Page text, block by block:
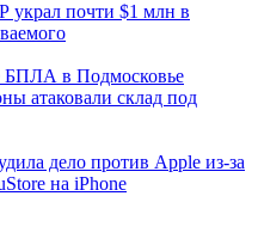
украл почти $1 млн в
БПЛА в Подмосковье
атаковали склад под
дело против Apple из-за
на iPhone